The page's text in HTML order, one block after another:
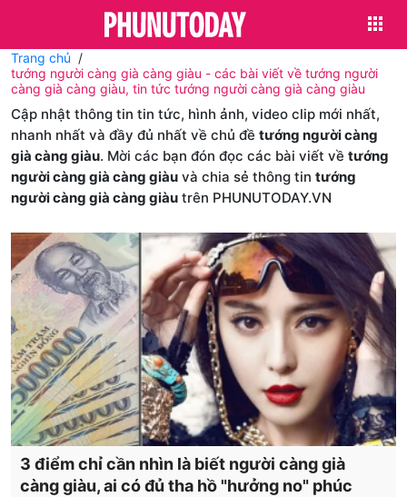
Trang chủ
tướng người càng già càng giàu - các bài viết về tướng người
càng già càng giàu, tin tức tướng người càng già càng giàu
Cập nhật thông tin tin tức, hình ảnh, video clip mới nhất,
nhanh nhất và đầy đủ nhất về chủ đề tướng người càng
già càng giàu. Mời các bạn đón đọc các bài viết về tướng
người càng già càng giàu và chia sẻ thông tin tướng
người càng già càng giàu trên PHUNUTODAY.VN
3 điểm chỉ cần nhìn là biết người càng già
càng giàu, ai có đủ tha hồ "hưởng no" phúc